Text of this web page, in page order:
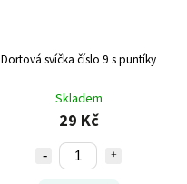
Dortová svíčka číslo 9 s puntíky
Skladem
29 Kč